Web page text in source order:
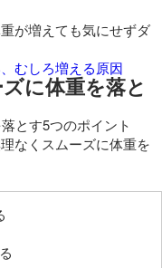
が増えても気にせずダ
むしろ増える原因
に体重を落と
なくスムーズに体重を